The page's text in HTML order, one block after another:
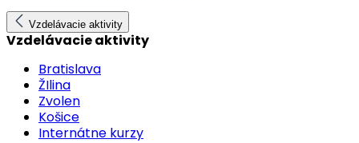
Vzdelávacie aktivity
Vzdelávacie aktivity
Bratislava
ŽIlina
Zvolen
Košice
Internátne kurzy